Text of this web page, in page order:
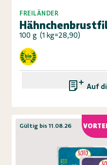
FREILÄNDER
100 g (1 kg=28,90)
Auf
Gültig bis 11.08.26